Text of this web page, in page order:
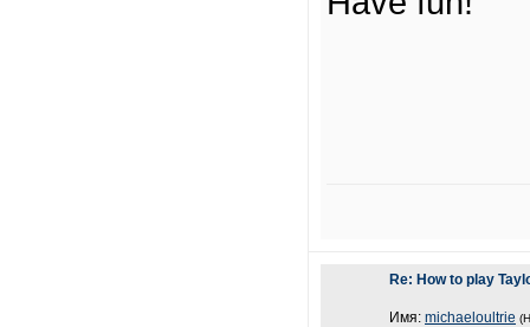
Re: How to play
Имя: michaeloultrie